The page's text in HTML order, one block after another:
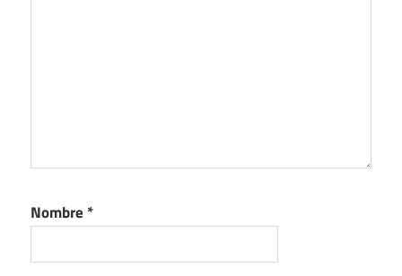
Nombre *